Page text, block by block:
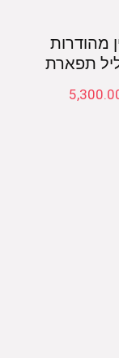
מהודרות
תפארת